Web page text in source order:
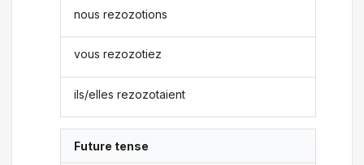
nous rezozotions
vous rezozotiez
ils/elles rezozotaient
Future tense